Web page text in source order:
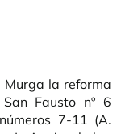
Murga la reforma
Fausto nº 6
7-11 (A.